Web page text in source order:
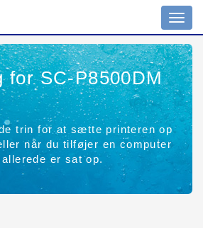
SC-P8500DM
trin for at sætte printeren op
når du tilføjer en computer
er sat op.